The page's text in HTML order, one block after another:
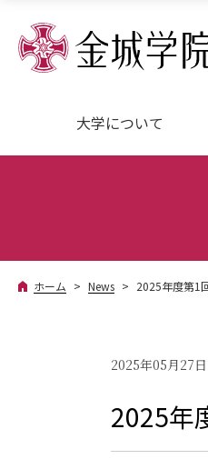
大学について
ホーム News 2025年度第1
2025年05月27日
2025年